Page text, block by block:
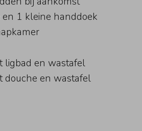
1 kleine handdoek
ligbad en wastafel
douche en wastafel